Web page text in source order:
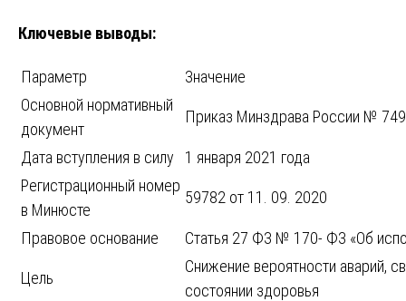
Ключевые выводы:
Параметр
Значение
Основной нормативный
документ
Приказ Минздрава России №
Дата вступления в силу
1 января 2021 года
Регистрационный номер
в Минюсте
59782 от 11. 09. 2020
Правовое основание Статья 27 ФЗ № 170- ФЗ «Об
Цель
Снижение вероятности аварий,
состоянии здоровья